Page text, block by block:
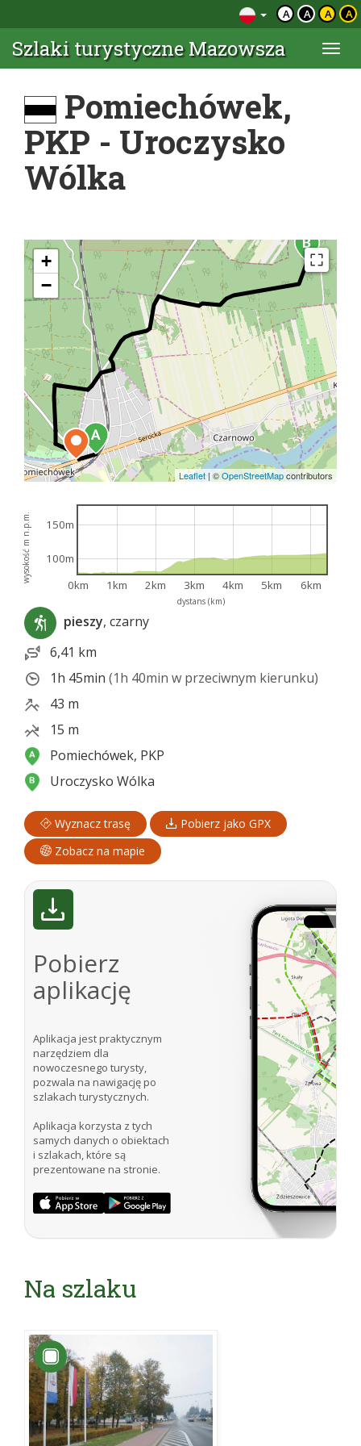
A A A A
Szlaki turystyczne Mazowsza
Pomiechówek,
PKP - Uroczysko
Wólka
+
−
Leaflet | ©OpenStreetMapcontributors
dystans (km)
wysokość m n.p.m.
0km 1km 2km 3km 4km 5km 6km
100m
150m
pieszy, czarny
6,41 km
1h 45min (1h 40min w przeciwnym kierunku)
43 m
15 m
Pomiechówek, PKP
Uroczysko Wólka
Wyznacz trasę
Pobierz jako GPX
Zobacz na mapie
Pobierz
aplikację
Aplikacja jest praktycznym
narzędziem dla
nowoczesnego turysty,
pozwala na nawigację po
szlakach turystycznych.
Aplikacja korzysta z tych
samych danych o obiektach
i szlakach, które są
prezentowane na stronie.
Na szlaku